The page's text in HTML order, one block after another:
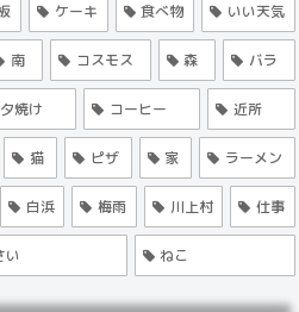
ケーキ 食べ物 いい天気
南 コスモス 森 バラ
夕焼け コーヒー 近所
猫 ピザ 家 ラーメン
白浜 梅雨 川上村 仕事
い ねこ